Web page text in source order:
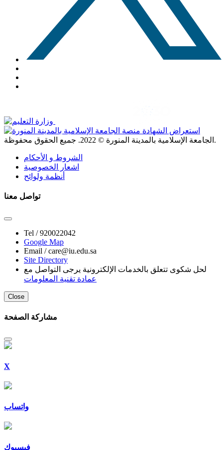
الجامعة الإسلامية بالمدينة المنورة © 2022 . جميع الحقوق محفوظة.
الشروط و الأحكام
اشعار الخصوصية
أنظمة ولوائح
تواصل معنا
Tel /920022042
Google Map
Email /care@iu.edu.sa
Site Directory
لحل شكوى تتعلق بالخدمات الإلكترونية يرجى التواصل مع
عمادة تقنية المعلومات
Close
مشاركة الصفحة
X
واتساب
فيسبوك